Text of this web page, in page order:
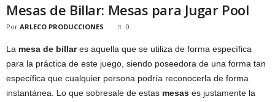
Mesas de Billar: Mesas para Jugar Pool
Por ARLECO PRODUCCIONES 0
La mesa de billares aquella que se utiliza de forma específica
para la práctica de este juego, siendo poseedora de una forma tan
específica que cualquier persona podría reconocerla de forma
instantánea. Lo que sobresale de estas mesas es justamente la